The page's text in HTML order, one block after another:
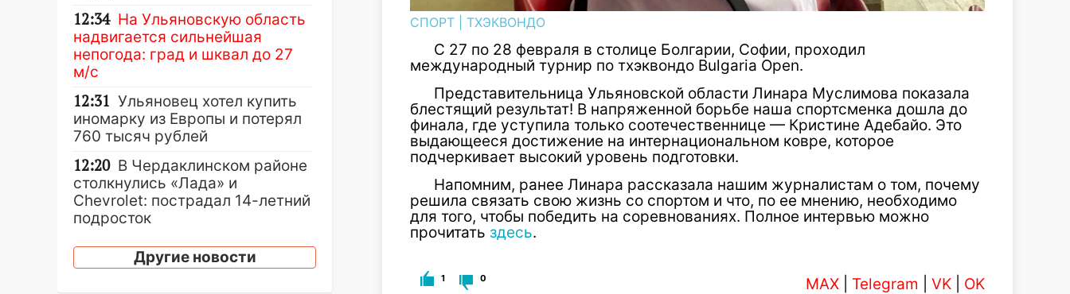
СПОРТ ТХЭКВОНДО
С 27 по 28 февраля в столице Болгарии, Софии, проходил
международный турнир по тхэквондо Bulgaria Open.
Представительница Ульяновской области Линара Муслимова показала
блестящий результат! В напряженной борьбе наша спортсменка дошла до
финала, где уступила только соотечественнице — Кристине Адебайо. Это
выдающееся достижение на интернациональном ковре, которое
подчеркивает высокий уровень подготовки.
Напомним, ранее Линара рассказала нашим журналистам о том, почему
решила связать свою жизнь со спортом и что, по ее мнению, необходимо
для того, чтобы победить на соревнованиях. Полное интервью можно
прочитать здесь.
1 0 MAX Telegram VK OK
12:34 На Ульяновскую область
надвигается сильнейшая
непогода: град и шквал до 27
м/с
12:31 Ульяновец хотел купить
иномарку из Европы и потерял
760 тысяч рублей
12:20 В Чердаклинском районе
столкнулись «Лада» и
Chevrolet: пострадал 14-летний
подросток
12:00 Где есть бензин в
Ульяновске 7 августа: список
Другие новости